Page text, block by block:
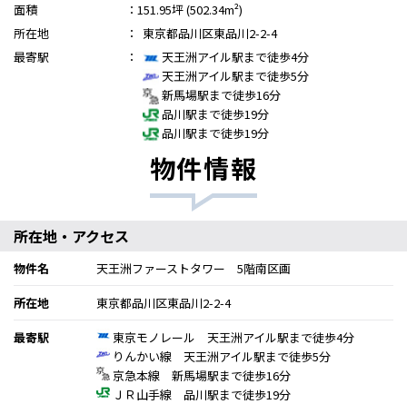
面積 ： 151.95坪 (502.34m²)
所在地
：
東京都品川区東品川2-2-4
最寄駅
：
天王洲アイル駅まで徒歩4分
天王洲アイル駅まで徒歩5分
新馬場駅まで徒歩16分
品川駅まで徒歩19分
品川駅まで徒歩19分
物件情報
所在地・アクセス
物件名
天王洲ファーストタワー 5階南区画
所在地
東京都品川区東品川2-2-4
最寄駅
東京モノレール 天王洲アイル駅まで徒歩4分
りんかい線 天王洲アイル駅まで徒歩5分
京急本線 新馬場駅まで徒歩16分
ＪＲ山手線 品川駅まで徒歩19分